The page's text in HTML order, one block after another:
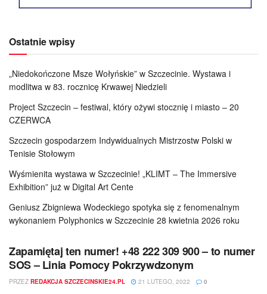
Ostatnie wpisy
„Niedokończone Msze Wołyńskie” w Szczecinie. Wystawa i
modlitwa w 83. rocznicę Krwawej Niedzieli
Project Szczecin – festiwal, który ożywi stocznię i miasto – 20
CZERWCA
Szczecin gospodarzem Indywidualnych Mistrzostw Polski w
Tenisie Stołowym
Wyśmienita wystawa w Szczecinie! „KLIMT – The Immersive
Exhibition” już w Digital Art Cente
Geniusz Zbigniewa Wodeckiego spotyka się z fenomenalnym
wykonaniem Polyphonics w Szczecinie 28 kwietnia 2026 roku
Zapamiętaj ten numer! +48 222 309 900 – to numer
SOS – Linia Pomocy Pokrzywdzonym
PRZEZ REDAKCJA SZCZECINSKIE24.PL 21 LUTEGO, 2022 0